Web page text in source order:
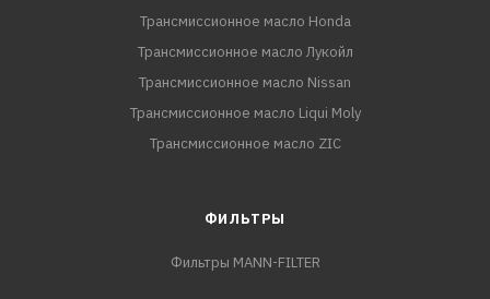
Трансмиссионное масло Honda
Трансмиссионное масло Лукойл
Трансмиссионное масло Nissan
Трансмиссионное масло Liqui Moly
Трансмиссионное масло ZIC
ФИЛЬТРЫ
Фильтры MANN-FILTER